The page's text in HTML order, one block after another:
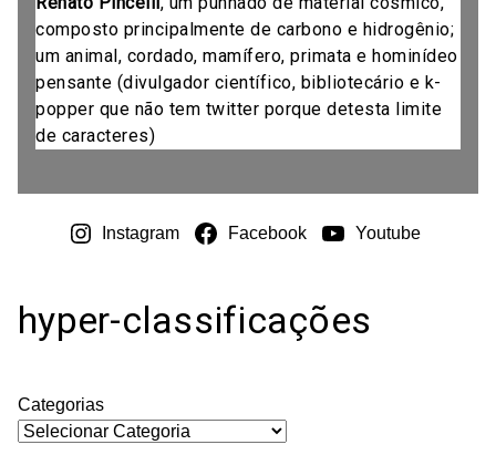
composto principalmente de carbono e hidrogênio;
um animal, cordado, mamífero, primata e hominídeo
pensante (divulgador científico, bibliotecário e k-
popper que não tem twitter porque detesta limite
de caracteres)
Instagram Facebook Youtube
hyper-classificações
Categorias